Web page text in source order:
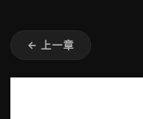
← 上一章